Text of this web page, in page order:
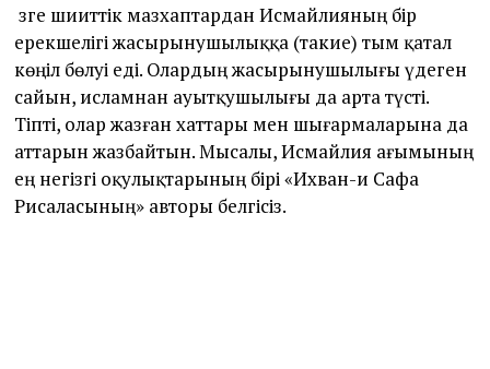
Өзге шииттік мазхаптардан Исмайлияның бір
ерекшелігі жасырынушылыққа (такие) тым қатал
көңіл бөлуі еді. Олардың жасырынушылығы үдеген
сайын, исламнан ауытқушылығы да арта түсті.
Тіпті, олар жазған хаттары мен шығармаларына да
аттарын жазбайтын. Мысалы, Исмайлия ағымының
ең негізгі оқулықтарының бірі «Ихван-и Сафа
Рисаласының» авторы белгісіз.